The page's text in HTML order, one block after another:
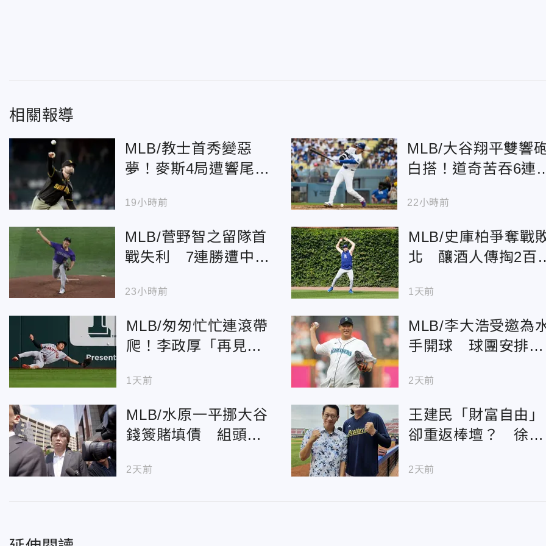
相關報導
MLB/教士首秀變惡
夢！麥斯4局遭響尾蛇
仗
19小時前
MLB/大谷翔平雙響
白搭！道奇苦吞6連
22小時前
MLB/菅野智之留隊首
戰失利 7連勝遭中斷
23小時前
MLB/史庫柏爭奪戰
北 釀酒人傳掏2百
1天前
MLB/匆匆忙忙連滾帶
爬！李政厚「再見跌
頰了
1天前
MLB/李大浩受邀為
手開球 球團安排父
2天前
MLB/水原一平挪大谷
錢簽賭填債 組頭嚇
2天前
王建民「財富自由」
卻重返棒壇？ 徐展
2天前